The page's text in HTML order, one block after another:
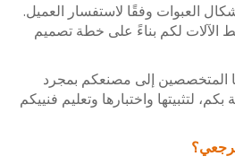
العبوات وفقًا لاستفسار العميل.
لكم بناءً على خطة تصميم
إلى مصنعكم بمجرد
واختبارها وتعليم فنييكم